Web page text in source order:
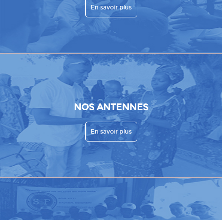
En savoir plus
NOS ANTENNES
En savoir plus